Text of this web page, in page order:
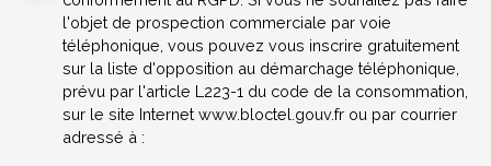
l'objet de prospection commerciale par voie
téléphonique, vous pouvez vous inscrire gratuitement
sur la liste d'opposition au démarchage téléphonique,
prévu par l'article L223-1 du code de la consommation,
sur le site Internet www.bloctel.gouv.fr ou par courrier
adressé à :